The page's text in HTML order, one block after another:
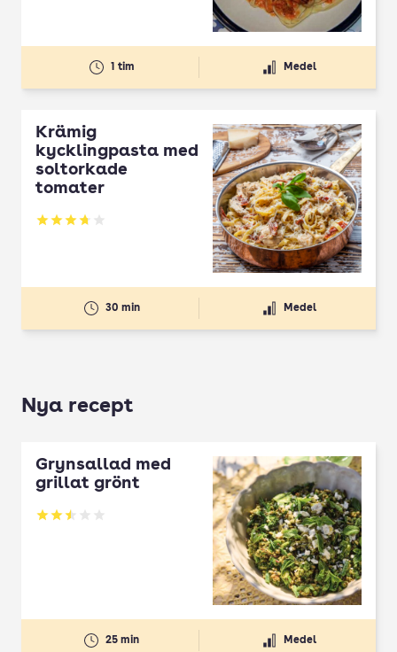
1 tim Medel
Krämig
kycklingpasta med
soltorkade
tomater
Betyg: 3.72 av 5
30 min Medel
Nya recept
Grynsallad med
grillat grönt
Betyg: 2.5 av 5
25 min Medel